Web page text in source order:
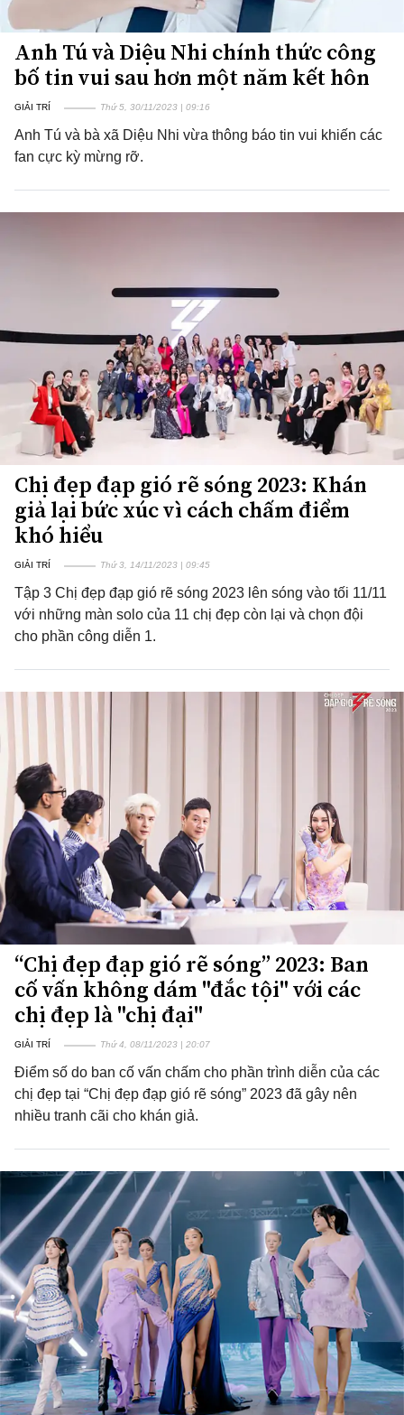
Anh Tú và Diệu Nhi chính thức công
bố tin vui sau hơn một năm kết hôn
GIẢI TRÍ Thứ 5, 30/11/2023 | 09:16
Anh Tú và bà xã Diệu Nhi vừa thông báo tin vui khiến các
fan cực kỳ mừng rỡ.
Chị đẹp đạp gió rẽ sóng 2023: Khán
giả lại bức xúc vì cách chấm điểm
khó hiểu
GIẢI TRÍ Thứ 3, 14/11/2023 | 09:45
Tập 3 Chị đẹp đạp gió rẽ sóng 2023 lên sóng vào tối 11/11
với những màn solo của 11 chị đẹp còn lại và chọn đội
cho phần công diễn 1.
“Chị đẹp đạp gió rẽ sóng” 2023: Ban
cố vấn không dám "đắc tội" với các
chị đẹp là "chị đại"
GIẢI TRÍ Thứ 4, 08/11/2023 | 20:07
Điểm số do ban cố vấn chấm cho phần trình diễn của các
chị đẹp tại “Chị đẹp đạp gió rẽ sóng” 2023 đã gây nên
nhiều tranh cãi cho khán giả.